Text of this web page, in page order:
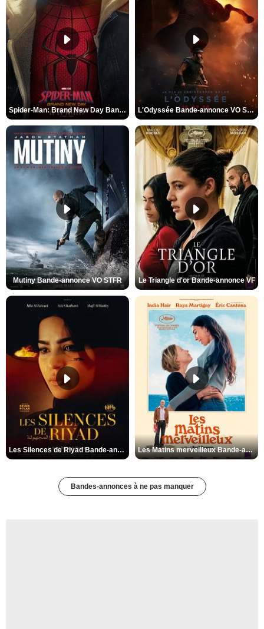
Spider-Man: Brand New Day Bande-annonce VO STFR L'Odyssée Bande-annonce VO STFR
Mutiny Bande-annonce VO STFR Le Triangle d'or Bande-annonce VF
Les Silences de Riyad Bande-annonce VO STFR Les Matins merveilleux Bande-annonce VF
Bandes-annonces à ne pas manquer